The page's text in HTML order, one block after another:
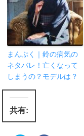
まんぷく｜鈴の病気の
ネタバレ！亡くなって
しまうの？モデルは？
共有: